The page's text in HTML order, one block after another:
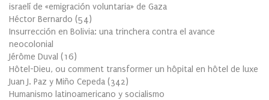
israelí de «emigración voluntaria» de Gaza
Héctor Bernardo (54)
Insurrección en Bolivia: una trinchera contra el avance
neocolonial
Jérôme Duval (16)
Hôtel-Dieu, ou comment transformer un hôpital en hôtel de luxe
Juan J. Paz y Miño Cepeda (342)
Humanismo latinoamericano y socialismo